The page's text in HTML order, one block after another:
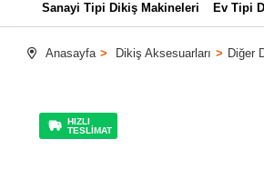
Sanayi Tipi Dikiş Makineleri Ev Tipi
Anasayfa Dikiş Aksesuarları Diğer
HIZLI
TESLİMAT